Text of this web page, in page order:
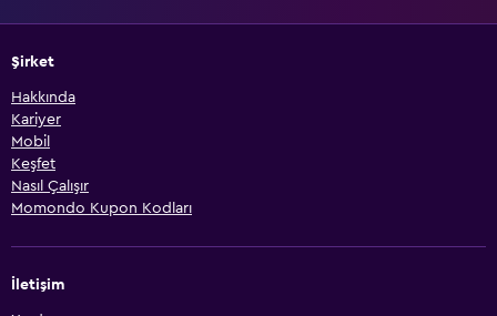
Şirket
Hakkında
Kariyer
Mobil
Keşfet
Nasıl Çalışır
Momondo Kupon Kodları
İletişim